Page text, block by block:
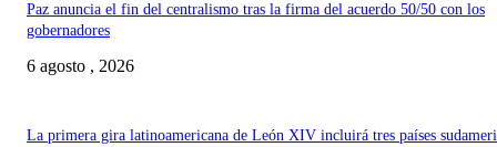
Paz anuncia el fin del centralismo tras la firma del acuerdo 50/50 con los
gobernadores
6 agosto , 2026
La primera gira latinoamericana de León XIV incluirá tres países